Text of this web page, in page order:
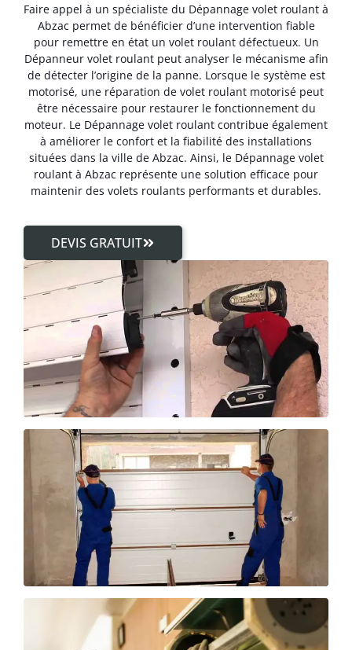
Faire appel à un spécialiste du Dépannage volet roulant à
Abzac permet de bénéficier d’une intervention fiable
pour remettre en état un volet roulant défectueux. Un
Dépanneur volet roulant peut analyser le mécanisme afin
de détecter l’origine de la panne. Lorsque le système est
motorisé, une réparation de volet roulant motorisé peut
être nécessaire pour restaurer le fonctionnement du
moteur. Le Dépannage volet roulant contribue également
à améliorer le confort et la fiabilité des installations
situées dans la ville de Abzac. Ainsi, le Dépannage volet
roulant à Abzac représente une solution efficace pour
maintenir des volets roulants performants et durables.
DEVIS GRATUIT